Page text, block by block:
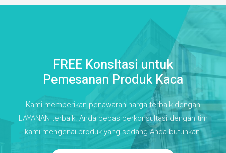
FREE Konsltasi untuk
Pemesanan Produk Kaca
Kami memberikan penawaran harga terbaik dengan
LAYANAN terbaik. Anda bebas berkonsultasi dengan tim
kami mengenai produk yang sedang Anda butuhkan.